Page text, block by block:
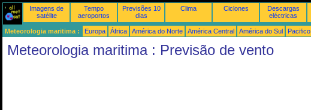
Imagens de
satélite
Tempo
aeroportos
Previsões 10
dias
Clima Ciclones
Descargas
eléctricas
Meteorologia maritima : Europa África América do Norte América Central América do Sul
Meteorologia maritima : Previsão de vento